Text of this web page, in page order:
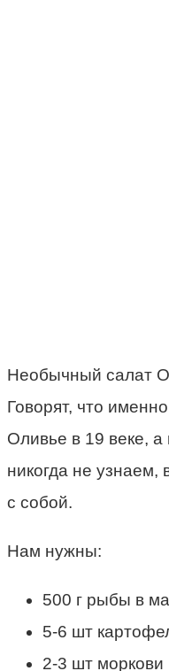
Необычный салат
Говорят, что
Оливье в 19 веке,
никогда не узнаем,
с собой.
Нам нужны:
500 г рыбы в
5-6 шт
2-3 шт моркови